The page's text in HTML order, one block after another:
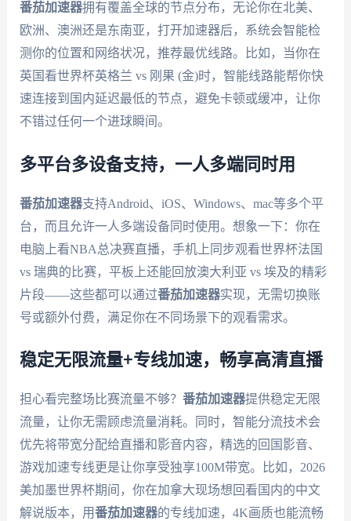
番茄加速器拥有覆盖全球的节点分布，无论你在北美、
欧洲、澳洲还是东南亚，打开加速器后，系统会智能检
测你的位置和网络状况，推荐最优线路。比如，当你在
英国看世界杯英格兰 vs 刚果 (金)时，智能线路能帮你快
速连接到国内延迟最低的节点，避免卡顿或缓冲，让你
不错过任何一个进球瞬间。
多平台多设备支持，一人多端同时用
番茄加速器支持Android、iOS、Windows、mac等多个平
台，而且允许一人多端设备同时使用。想象一下：你在
电脑上看NBA总决赛直播，手机上同步观看世界杯法国
vs 瑞典的比赛，平板上还能回放澳大利亚 vs 埃及的精彩
片段——这些都可以通过番茄加速器实现，无需切换账
号或额外付费，满足你在不同场景下的观看需求。
稳定无限流量+专线加速，畅享高清直播
担心看完整场比赛流量不够？ 番茄加速器提供稳定无限
流量，让你无需顾虑流量消耗。同时，智能分流技术会
优先将带宽分配给直播和影音内容，精选的回国影音、
游戏加速专线更是让你享受独享100M带宽。比如，2026
美加墨世界杯期间，你在加拿大现场想回看国内的中文
解说版本，用番茄加速器的专线加速，4K画质也能流畅